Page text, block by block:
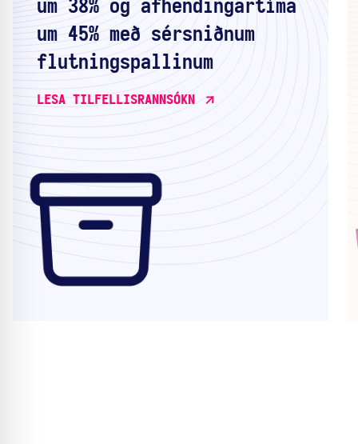
um 38% og afhendingartíma
um 45% með sérsniðnum
flutningspallinum
LESA TILFELLISRANNSÓKN